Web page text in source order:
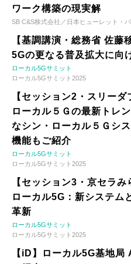
ワーク構築の現実解
SB C&S株式会社／日本ヒューレット・
【基調講演・総務省 佐藤
5Gの更なる普及拡大に向
ローカル5Gサミット
ローカル5Gサミット2025
【セッション2・スリー
ローカル５Ｇの最新トレ
なシン・ローカル５Ｇシ
機能もご紹介
ローカル5Gサミット
ローカル5Gサミット2025
【セッション3・京セラ
ローカル5G：新システム
革新
ローカル5Gサミット
ローカル5Gサミット2025
【iD】ローカル5G基地